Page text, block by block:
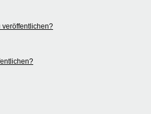
veröffentlichen?